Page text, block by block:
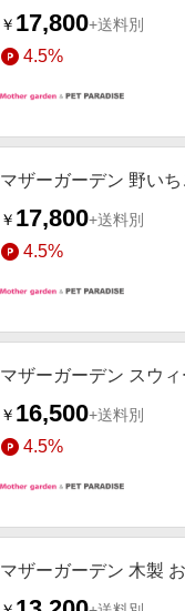
￥ 17,800+送料別
4.5%
マザーガーデン 野い
￥ 17,800+送料別
4.5%
マザーガーデン スウ
￥ 16,500+送料別
4.5%
マザーガーデン 木製